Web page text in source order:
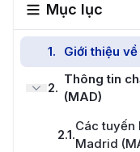
Mục lục
1. Giới thiệu
2.
Thông tin
(MAD)
2.1.
Các tuyến
Madrid